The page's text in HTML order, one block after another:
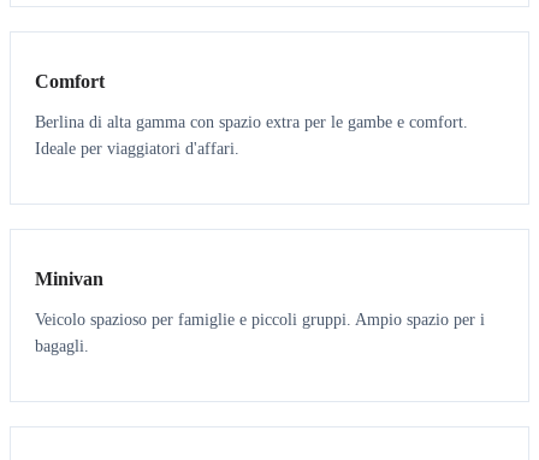
3 3
Comfort
Berlina di alta gamma con spazio extra per le gambe e comfort.
Ideale per viaggiatori d'affari.
6 5
Minivan
Veicolo spazioso per famiglie e piccoli gruppi. Ampio spazio per i
bagagli.
7 7